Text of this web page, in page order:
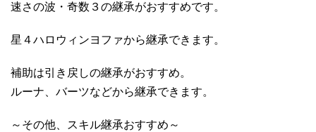
速さの波・奇数３の継承がおすすめです。
星４ハロウィンヨファから継承できます。
補助は引き戻しの継承がおすすめ。
ルーナ、バーツなどから継承できます。
～その他、スキル継承おすすめ～